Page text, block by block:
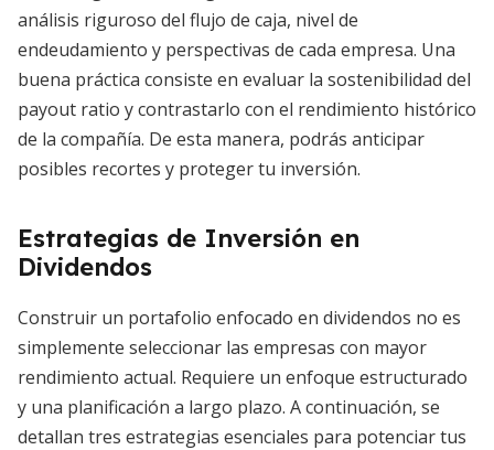
análisis riguroso del flujo de caja, nivel de
endeudamiento y perspectivas de cada empresa. Una
buena práctica consiste en evaluar la sostenibilidad del
payout ratio y contrastarlo con el rendimiento histórico
de la compañía. De esta manera, podrás anticipar
posibles recortes y proteger tu inversión.
Estrategias de Inversión en
Dividendos
Construir un portafolio enfocado en dividendos no es
simplemente seleccionar las empresas con mayor
rendimiento actual. Requiere un enfoque estructurado
y una planificación a largo plazo. A continuación, se
detallan tres estrategias esenciales para potenciar tus